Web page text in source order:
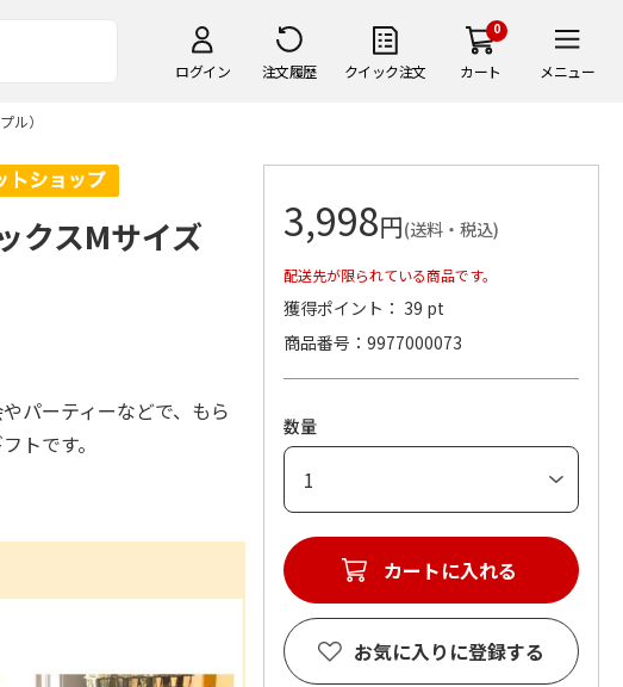
ログイン 注文履歴 クイック注文
0
カート メニュー
ル）
クスMサイズ
パーティーなどで、もら
トです。
3,998円(送料・税込)
配送先が限られている商品です。
獲得ポイント： 39 pt
商品番号
9977000073
数量
カートに入れる
お気に入りに登録する